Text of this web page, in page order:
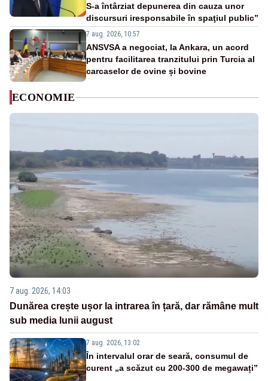
S-a întârziat depunerea din cauza unor
discursuri iresponsabile în spaţiul public”
7 aug. 2026, 10:57
ANSVSA a negociat, la Ankara, un acord
pentru facilitarea tranzitului prin Turcia al
carcaselor de ovine și bovine
ECONOMIE
7 aug. 2026, 14:03
Dunărea crește ușor la intrarea în țară, dar rămâne mult
sub media lunii august
7 aug. 2026, 13:02
În intervalul orar de seară, consumul de
curent „a scăzut cu 200-300 de megawați”